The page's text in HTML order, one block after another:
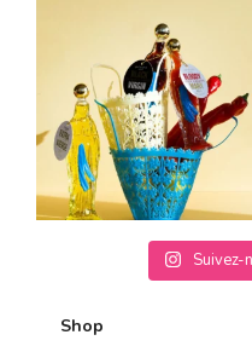
Suivez-
Shop